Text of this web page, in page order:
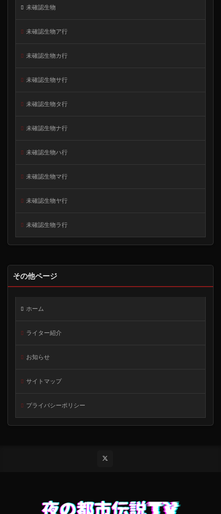
未確認生物
未確認生物ア行
未確認生物カ行
未確認生物サ行
未確認生物タ行
未確認生物ナ行
未確認生物ハ行
未確認生物マ行
未確認生物ヤ行
未確認生物ラ行
その他ページ
ホーム
ライター紹介
お知らせ
サイトマップ
プライバシーポリシー